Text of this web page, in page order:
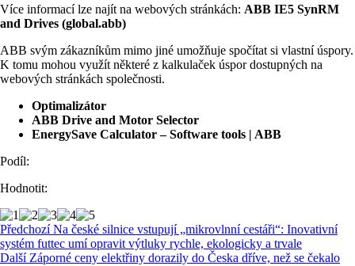
Více informací lze najít na webových stránkách: ABB IE5 SynRM
and Drives (global.abb)
ABB svým zákazníkům mimo jiné umožňuje spočítat si vlastní úspory.
K tomu mohou využít některé z kalkulaček úspor dostupných na
webových stránkách společnosti.
Optimalizátor
ABB Drive and Motor Selector
EnergySave Calculator – Software tools | ABB
Podíl:
Hodnotit:
Předchozí Na české silnice vstupují „mikrovlnní cestáři“: Inovativní
systém futtec umí opravit výtluky rychle, ekologicky a trvale
Další Záporné ceny elektřiny dorazily do Česka dříve, než se čekalo